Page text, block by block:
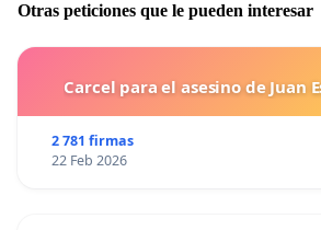
Otras peticiones que le pueden interesar
Carcel para el asesino de Juan
2 781 firmas
22 Feb 2026